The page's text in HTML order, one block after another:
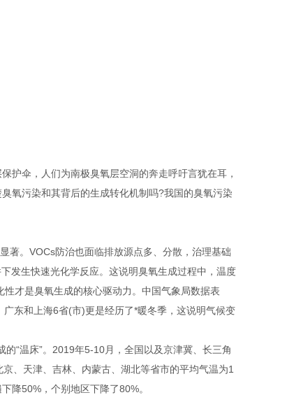
伞，人们为南极臭氧层空洞的奔走呼吁言犹在耳，
氧污染和其背后的生成转化机制吗?我国的臭氧污染
。VOCs防治也面临排放源点多、分散，治理基础
发生快速光化学反应。这说明臭氧生成过程中，温度
才是臭氧生成的核心驱动力。中国气象局数据表
东和上海6省(市)更是经历了*暖冬季，这说明气候变
“温床”。2019年5-10月，全国以及京津冀、长三角
、天津、吉林、内蒙古、湖北等省市的平均气温为1
降50%，个别地区下降了80%。